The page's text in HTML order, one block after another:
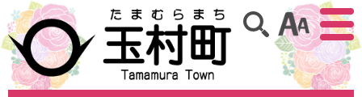
アクセ
サイト内検索